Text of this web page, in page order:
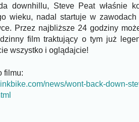
downhillu, Steve Peat właśnie
wieku, nadal startuje w
Przez najbliższe 24 godziny
film traktujący o tym już
wszystko i oglądajcie!
filmu:
news/wont-back-down-